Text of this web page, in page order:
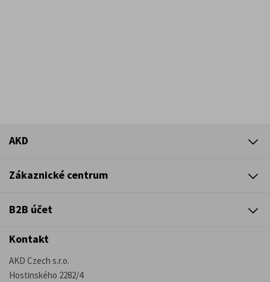
AKD
Zákaznické centrum
B2B účet
Kontakt
AKD Czech s.r.o.
Hostinského 2282/4